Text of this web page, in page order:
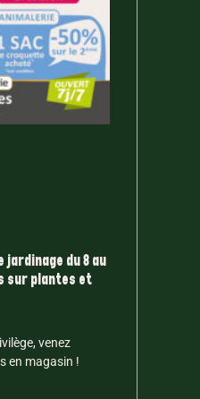
jardinage du 8 au
sur plantes et
venez
en magasin !